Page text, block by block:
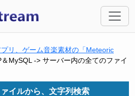
リ、ゲーム音楽素材の「Meteoric
MySQL -> サーバー内の全てのファイ
イルから、文字列検索